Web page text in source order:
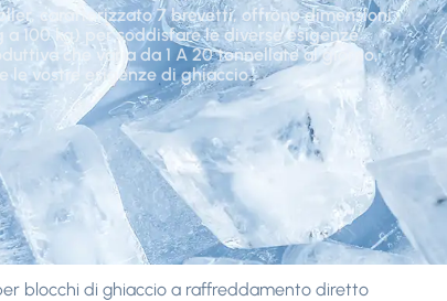
caratterizzato 7 brevetti, offrono dimensioni
100 kg) per soddisfare le diverse esigenze
che varia da 1 A 20 tonnellate al giorno,
vostre esigenze di ghiaccio.
blocchi di ghiaccio a raffreddamento diretto